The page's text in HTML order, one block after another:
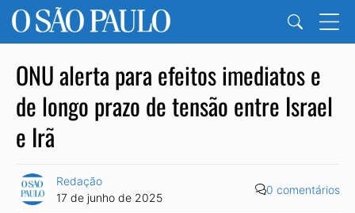
ONU alerta para efeitos imediatos e
de longo prazo de tensão entre Israel
e Irã
Redação
17 de junho de 2025
0 comentários